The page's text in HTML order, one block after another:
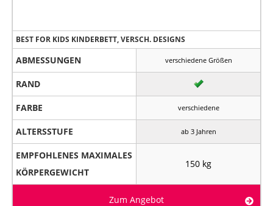
BEST FOR KIDS KINDERBETT, VERSCH. DESIGNS
ABMESSUNGEN verschiedene Größen
RAND
FARBE verschiedene
ALTERSSTUFE ab 3 Jahren
EMPFOHLENES MAXIMALES
KÖRPERGEWICHT
150 kg
Zum Angebot